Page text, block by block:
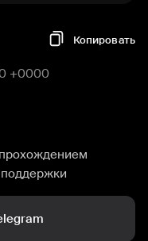
Копировать
+0000